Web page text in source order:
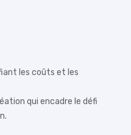
les coûts et les
qui encadre le défi